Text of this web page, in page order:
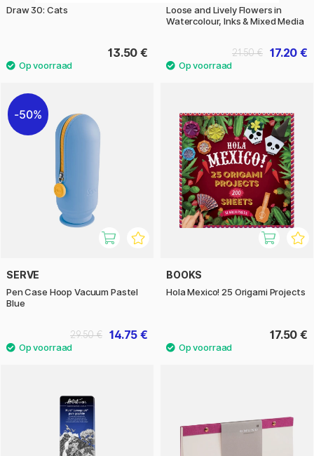
Draw 30: Cats
13.50 €
Loose and Lively Flowers in
Watercolour, Inks & Mixed Media
17.20 €
21.50 €
50%
SERVE
Pen Case Hoop Vacuum Pastel
Blue
14.75 €
29.50 €
BOOKS
Hola Mexico! 25 Origami Projects
17.50 €